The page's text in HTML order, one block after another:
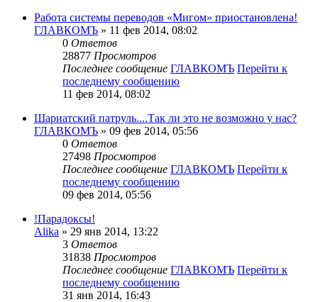
Работа системы переводов «Мигом» приостановлена!
ГЛАВКОМЪ » 11 фев 2014, 08:02
0 Ответов
28877 Просмотров
Последнее сообщение ГЛАВКОМЪ Перейти к
последнему сообщению
11 фев 2014, 08:02
Шариатский патруль....Так ли это не возможно у нас?
ГЛАВКОМЪ » 09 фев 2014, 05:56
0 Ответов
27498 Просмотров
Последнее сообщение ГЛАВКОМЪ Перейти к
последнему сообщению
09 фев 2014, 05:56
!Парадоксы!
Alika » 29 янв 2014, 13:22
3 Ответов
31838 Просмотров
Последнее сообщение ГЛАВКОМЪ Перейти к
последнему сообщению
31 янв 2014, 16:43